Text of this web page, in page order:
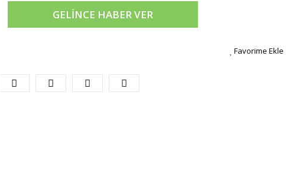
GELİNCE HABER VER
Favorime Ekle